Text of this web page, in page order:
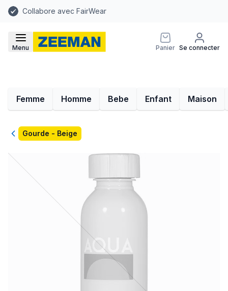
Collabore avec FairWear
Menu Panier Se connecter
Femme Homme Bebe Enfant Maison
RetourGourde - Beige